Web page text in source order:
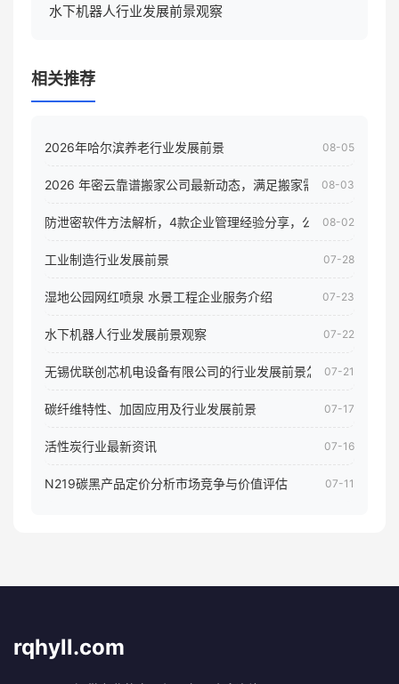
水下机器人行业发展前景观察
相关推荐
2026年哈尔滨养老行业发展前景 08-05
2026 年密云靠谱搬家公司最新动态，满足搬家需求！08-03
防泄密软件方法解析，4款企业管理经验分享，公司员工电脑核
08-02
工业制造行业发展前景 07-28
湿地公园网红喷泉 水景工程企业服务介绍 07-23
水下机器人行业发展前景观察 07-22
无锡优联创芯机电设备有限公司的行业发展前景怎样07-21
碳纤维特性、加固应用及行业发展前景 07-17
活性炭行业最新资讯 07-16
N219碳黑产品定价分析市场竞争与价值评估 07-11
rqhyll.com